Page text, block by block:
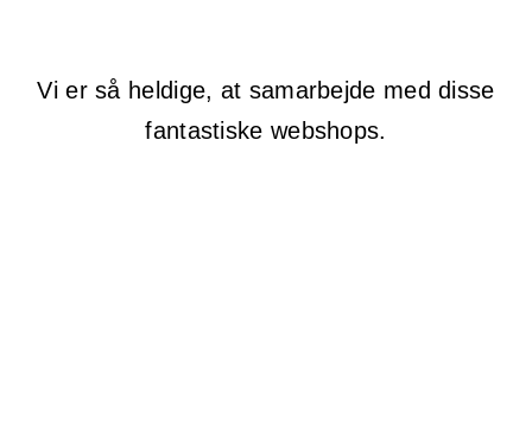
Vi er så heldige, at samarbejde med disse
fantastiske webshops.